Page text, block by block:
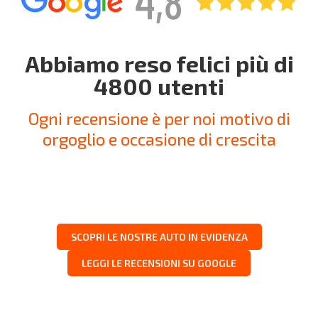
Abbiamo reso felici più di
4800 utenti
Ogni recensione è per noi motivo di
orgoglio e occasione di crescita
SCOPRI LE NOSTRE AUTO IN EVIDENZA
LEGGI LE RECENSIONI SU GOOGLE